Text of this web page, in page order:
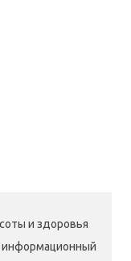
и здоровья
информационный